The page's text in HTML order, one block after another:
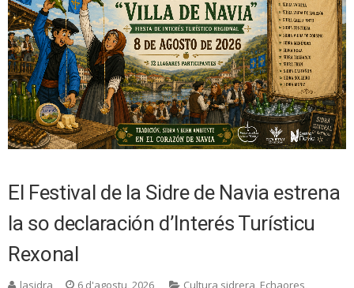
El Festival de la Sidre de Navia estrena
la so declaración d’Interés Turísticu
Rexonal
lasidra 6 d'agostu, 2026 Cultura sidrera, Echaores,